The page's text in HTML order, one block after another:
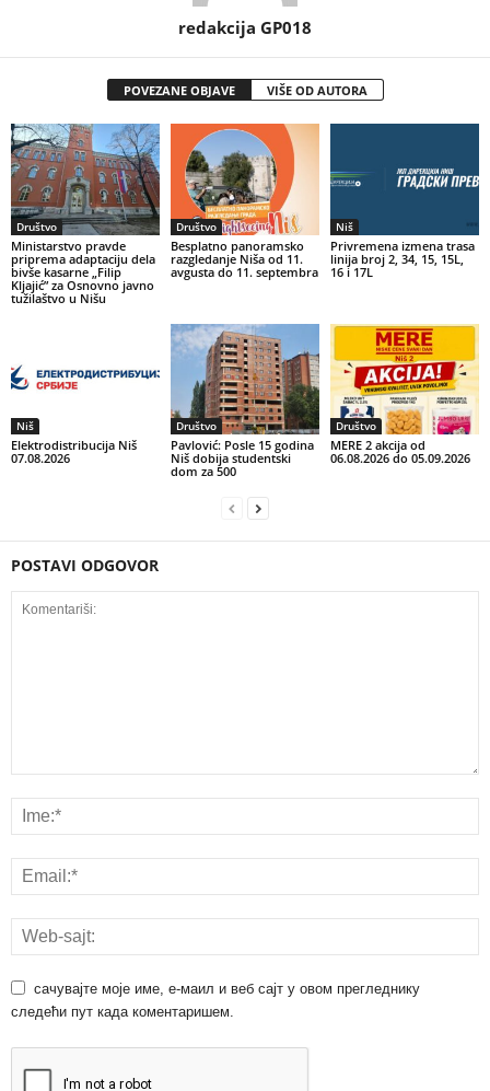
redakcija GP018
POVEZANE OBJAVE VIŠE OD AUTORA
Društvo
Ministarstvo pravde
priprema adaptaciju dela
bivše kasarne „Filip
Kljajić” za Osnovno javno
tužilaštvo u Nišu
Društvo
Besplatno panoramsko
razgledanje Niša od 11.
avgusta do 11. septembra
Niš
Privremena izmena trasa
linija broj 2, 34, 15, 15L,
16 i 17L
Niš
Elektrodistribucija Niš
07.08.2026
Društvo
Pavlović: Posle 15 godina
Niš dobija studentski
dom za 500
Društvo
MERE 2 akcija od
06.08.2026 do 05.09.2026
POSTAVI ODGOVOR
сачувајте моје име, е-маил и веб сајт у овом прегледнику
следећи пут када коментаришем.